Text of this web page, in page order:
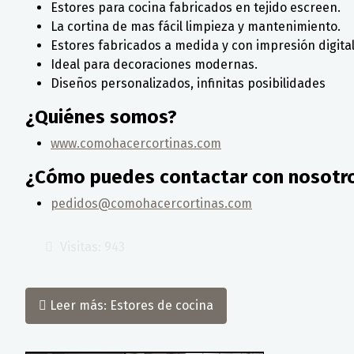
Estores para cocina fabricados en tejido escreen.
La cortina de mas fácil limpieza y mantenimiento.
Estores fabricados a medida y con impresión
Ideal para decoraciones modernas.
Diseños personalizados, infinitas posibilidades
¿Quiénes somos?
www.comohacercortinas.com
¿Cómo puedes contactar con
pedidos@comohacercortinas.com
Leer más: Estores de cocina